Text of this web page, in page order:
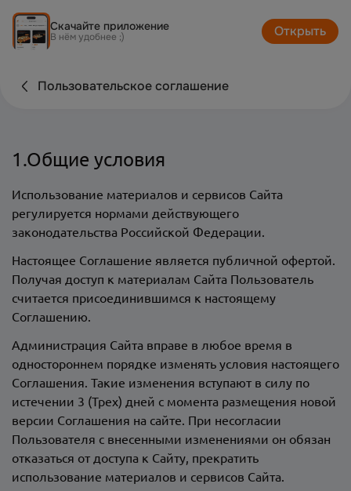
Скачайте приложение
В нём удобнее ;) Открыть
Пользовательское соглашение
1.Общие условия
Использование материалов и сервисов Сайта
регулируется нормами действующего
законодательства Российской Федерации.
Настоящее Соглашение является публичной офертой.
Получая доступ к материалам Сайта Пользователь
считается присоединившимся к настоящему
Соглашению.
Администрация Сайта вправе в любое время в
одностороннем порядке изменять условия настоящего
Соглашения. Такие изменения вступают в силу по
истечении 3 (Трех) дней с момента размещения новой
версии Соглашения на сайте. При несогласии
Пользователя с внесенными изменениями он обязан
отказаться от доступа к Сайту, прекратить
использование материалов и сервисов Сайта.